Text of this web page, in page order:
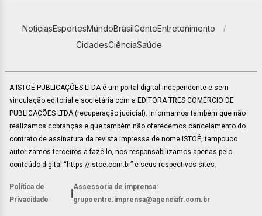
NotíciasEsportesMundoBrasilGenteEntretenimento
CidadesCiênciaSaúde
A ISTOÉ PUBLICAÇÕES LTDA é um portal digital independente e sem
vinculação editorial e societária com a EDITORA TRES COMÉRCIO DE
PUBLICACÕES LTDA (recuperação judicial). Informamos também que não
realizamos cobranças e que também não oferecemos cancelamento do
contrato de assinatura da revista impressa de nome ISTOÉ, tampouco
autorizamos terceiros a fazê-lo, nos responsabilizamos apenas pelo
conteúdo digital “https://istoe.com.br” e seus respectivos sites.
Política de
Privacidade
Assessoria de imprensa:
grupoentre.imprensa@agenciafr.com.br